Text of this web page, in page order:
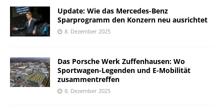
Update: Wie das Mercedes-Benz
Sparprogramm den Konzern neu ausrichtet
8. Dezember 2025
Das Porsche Werk Zuffenhausen: Wo
Sportwagen-Legenden und E-Mobilität
zusammentreffen
8. Dezember 2025